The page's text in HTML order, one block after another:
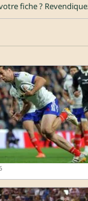
fiche ?
: Penaud rentre en